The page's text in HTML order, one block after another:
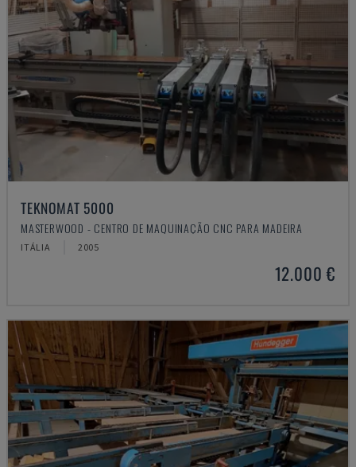
TEKNOMAT 5000
MASTERWOOD - CENTRO DE MAQUINAÇÃO CNC PARA MADEIRA
ITÁLIA 2005
12.000 €